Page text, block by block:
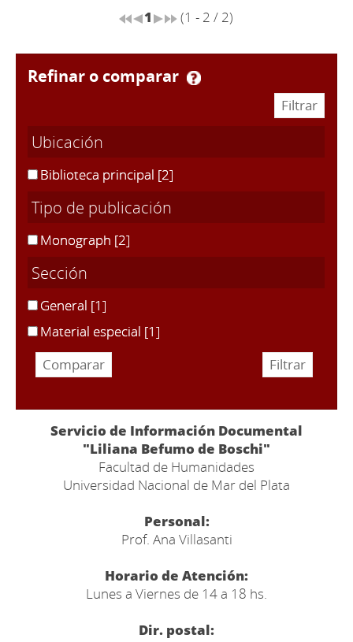
1 (1 - 2 / 2)
refinar o comparar
Ubicación
Biblioteca principal [2]
Tipo de publicación
Monograph [2]
Sección
General [1]
Material especial [1]
Servicio de Información Documental
"Liliana Befumo de Boschi"
Facultad de Humanidades
Universidad Nacional de Mar del Plata
Personal:
Prof. Ana Villasanti
Horario de Atención:
Lunes a Viernes de 14 a 18 hs.
Dir. postal: